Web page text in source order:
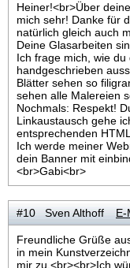
Heiner!<br>Über
mich sehr! Danke für
natürlich gleich auch
Deine Glasarbeiten
Ich frage mich, wie
handgeschrieben
Blätter sehen so
sehen alle Malereien
Nochmals: Respekt!
Linkaustausch gehe
entsprechenden
Ich werde meiner
dein Banner mit
<br>Gabi<br>
#10 Sven Althoff E-
Freundliche Grüße
in mein
mir zu.<br><br>Ich